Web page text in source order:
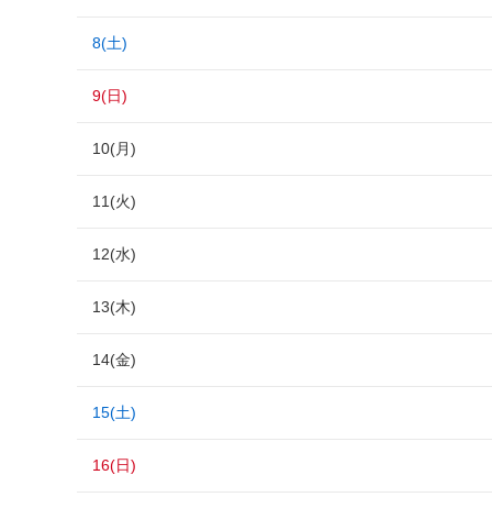
8(土)
9(日)
10(月)
11(火)
12(水)
13(木)
14(金)
15(土)
16(日)